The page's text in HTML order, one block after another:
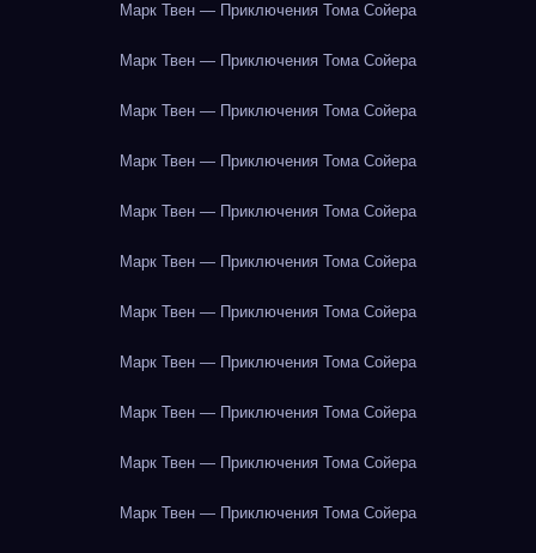
Марк Твен — Приключения Тома Сойера
Марк Твен — Приключения Тома Сойера
Марк Твен — Приключения Тома Сойера
Марк Твен — Приключения Тома Сойера
Марк Твен — Приключения Тома Сойера
Марк Твен — Приключения Тома Сойера
Марк Твен — Приключения Тома Сойера
Марк Твен — Приключения Тома Сойера
Марк Твен — Приключения Тома Сойера
Марк Твен — Приключения Тома Сойера
Марк Твен — Приключения Тома Сойера